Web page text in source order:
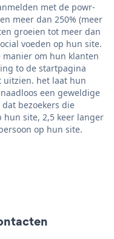
met de powr-
meer dan 250% (meer
groeien tot meer dan
voeden op hun site.
om hun klanten
to de startpagina
uitzien. het laat hun
een geweldige
bezoekers die
site, 2,5 keer langer
op hun site.